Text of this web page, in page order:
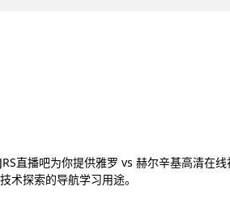
直播吧为你提供雅罗 vs 赫尔辛基高清在
术探索的导航学习用途。